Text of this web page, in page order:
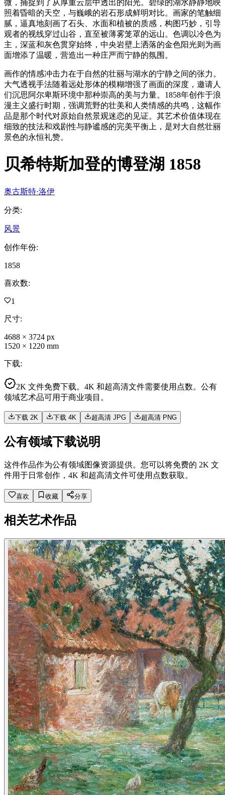
微，捕捉到了从厚重云层中透出的阳光。碧绿的湖水静静地映
照着昏暗的天空，与巍峨的岩石形成鲜明对比。画家的笔触细
腻，逼真地刻画了石头、水面和植被的质感，构图巧妙，引导
观者的视线穿过山谷，直至被薄雾笼罩的远山。色调以冷色为
主，深蓝和灰色贯穿始终，中央岩壁上洒落的金色阳光则为画
面增添了温暖，营造出一种庄严而宁静的氛围。
画作的情感冲击力在于自然的壮丽与湖水的宁静之间的张力。
大气透视手法随着远处形体的模糊增强了画面的深度，邀请人
们沉思阿尔卑斯环境中那种崇高的美与力量。1858年创作于浪
漫主义盛行时期，强调荒野的壮美和人类情感的共鸣，这幅作
品是那个时代对原始自然景观迷恋的见证。其艺术价值体现在
细致的技法和戏剧性与静谧感的完美平衡上，是对大自然壮丽
景色的永恒礼赞。
贝希特斯加登的博登湖 1858
奥古斯特·洛伊
分类:
风景
创作年份:
1858
喜欢数:
1
尺寸:
4688 × 3724 px
1520 × 1220 mm
下载:
2K 文件免费下载。4K 和超高清文件需要使用点数。公有
领域艺术品可用于商业项目。
下载 2K 下载 4K 超高清 JPG 超高清 PNG
公有领域下载说明
这件作品作为公有领域图像资源提供。您可以将免费的 2K 文
件用于日常创作，4K 和超高清文件可使用点数获取。
喜欢 收藏 分享
相关艺术作品